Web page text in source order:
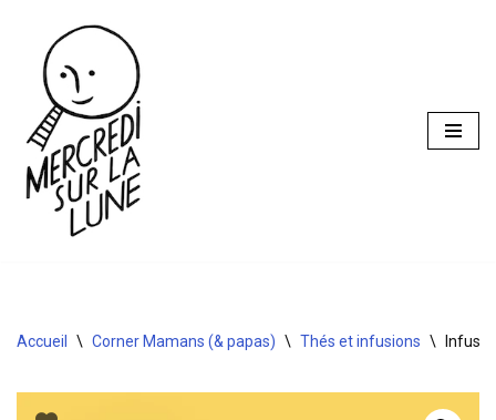
Aller
contenu
Accueil \ Corner Mamans (& papas) \ Thés et infusions \